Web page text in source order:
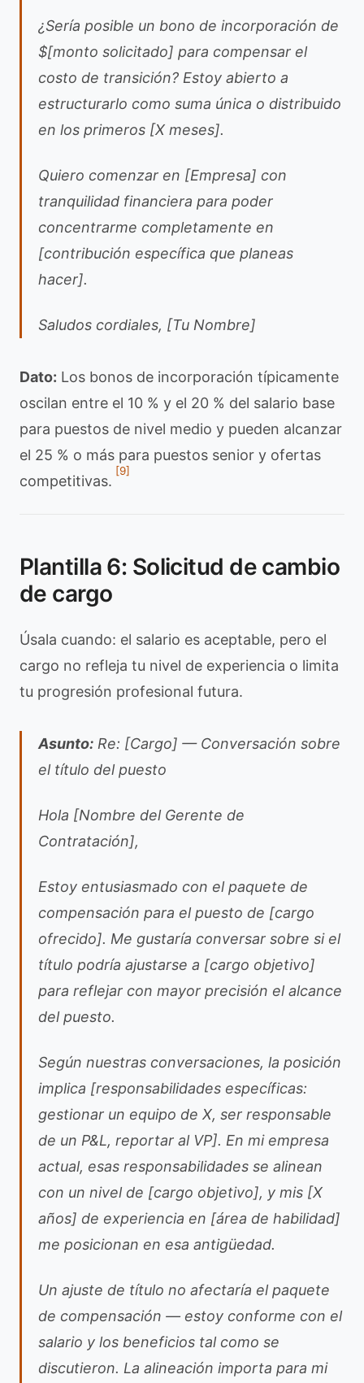
¿Sería posible un bono de incorporación de
$[monto solicitado] para compensar el
costo de transición? Estoy abierto a
estructurarlo como suma única o distribuido
en los primeros [X meses].
Quiero comenzar en [Empresa] con
tranquilidad financiera para poder
concentrarme completamente en
[contribución específica que planeas
hacer].
Saludos cordiales, [Tu Nombre]
Dato: Los bonos de incorporación típicamente
oscilan entre el 10 % y el 20 % del salario base
para puestos de nivel medio y pueden alcanzar
el 25 % o más para puestos senior y ofertas
competitivas.
[9]
Plantilla 6: Solicitud de cambio
de cargo
Úsala cuando: el salario es aceptable, pero el
cargo no refleja tu nivel de experiencia o limita
tu progresión profesional futura.
Asunto: Re: [Cargo] — Conversación sobre
el título del puesto
Hola [Nombre del Gerente de
Contratación],
Estoy entusiasmado con el paquete de
compensación para el puesto de [cargo
ofrecido]. Me gustaría conversar sobre si el
título podría ajustarse a [cargo objetivo]
para reflejar con mayor precisión el alcance
del puesto.
Según nuestras conversaciones, la posición
implica [responsabilidades específicas:
gestionar un equipo de X, ser responsable
de un P&L, reportar al VP]. En mi empresa
actual, esas responsabilidades se alinean
con un nivel de [cargo objetivo], y mis [X
años] de experiencia en [área de habilidad]
me posicionan en esa antigüedad.
Un ajuste de título no afectaría el paquete
de compensación — estoy conforme con el
salario y los beneficios tal como se
discutieron. La alineación importa para mi